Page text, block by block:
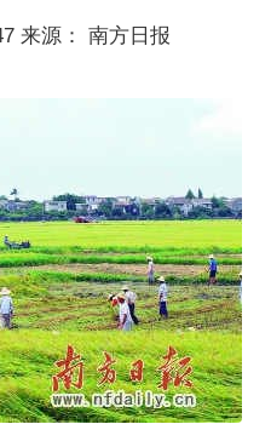
来源： 南方日报